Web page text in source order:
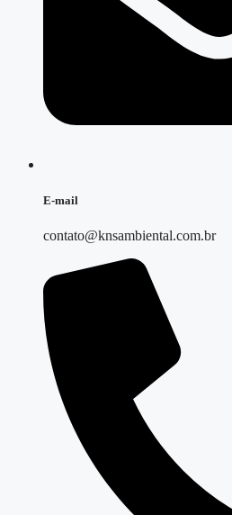
E-mail
contato@knsambiental.com.br